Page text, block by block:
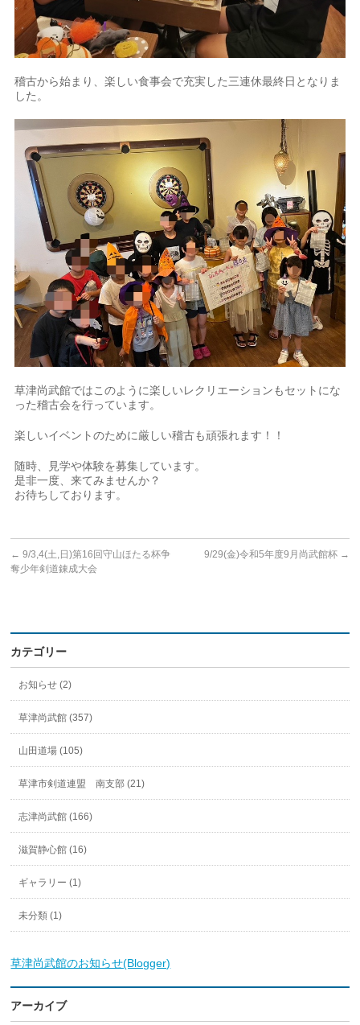
稽古から始まり、楽しい食事会で充実した三連休最終日となりま
した。
草津尚武館ではこのように楽しいレクリエーションもセットにな
った稽古会を行っています。
楽しいイベントのために厳しい稽古も頑張れます！！
随時、見学や体験を募集しています。
是非一度、来てみませんか？
お待ちしております。
← 9/3,4(土,日)第16回守山ほたる杯争
奪少年剣道錬成大会
9/29(金)令和5年度9月尚武館杯 →
カテゴリー
お知らせ (2)
草津尚武館 (357)
山田道場 (105)
草津市剣道連盟 南支部 (21)
志津尚武館 (166)
滋賀静心館 (16)
ギャラリー (1)
未分類 (1)
草津尚武館のお知らせ(Blogger)
アーカイブ